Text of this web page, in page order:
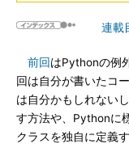
連載
前回はPythonの例
回は自分が書いたコ
は自分かもしれない
す方法や、Pythonに
クラスを独自に定義